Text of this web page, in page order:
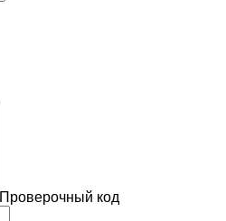
Проверочный код